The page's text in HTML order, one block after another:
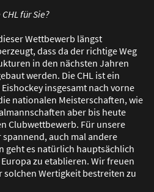
für Sie?
Wettbewerb längst
dass da der richtige Weg
in den nächsten Jahren
werden. Die CHL ist ein
insgesamt nach vorne
nationalen Meisterschaften, wie
aber bis heute
Clubwettbewerb. Für unsere
auch mal andere
geht es natürlich hauptsächlich
zu etablieren. Wir freuen
solchen Wertigkeit bestreiten zu